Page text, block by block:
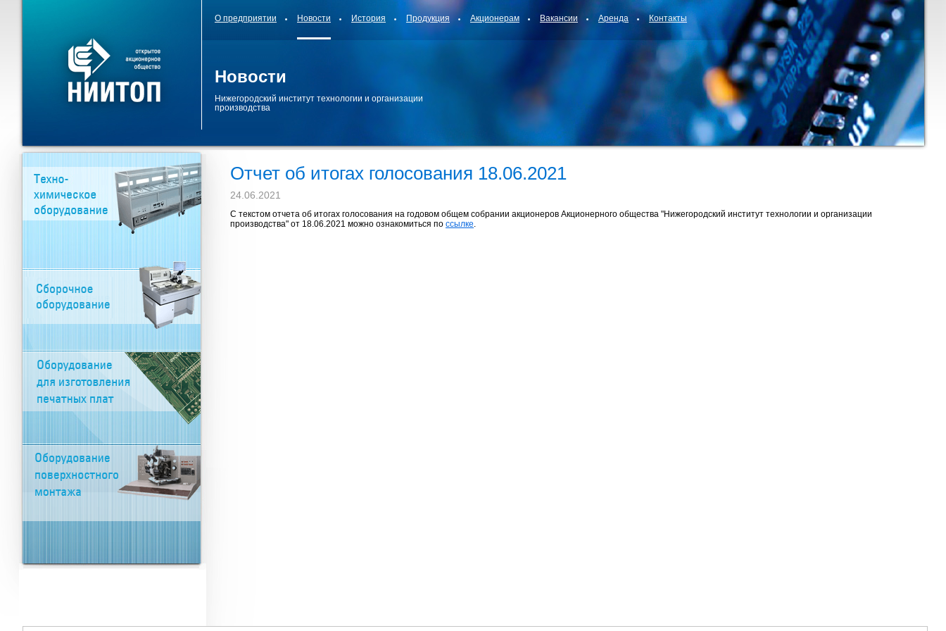
О предприятии Новости История Продукция Акционерам Вакансии Аренда Контакты
Новости
Нижегородский институт технологии и организации
производства
Отчет об итогах голосования 18.06.2021
24.06.2021
С текстом отчета об итогах голосования на годовом общем собрании акционеров Акционерного общества "Нижегородский институт технологии и организации
производства" от 18.06.2021 можно ознакомиться по ссылке.